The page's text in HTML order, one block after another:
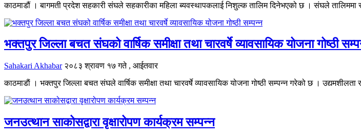
काठमाडौं । बागमती प्रदेश सहकारी संघले सहकारीका महिला ब्यवस्थापकलाई निशुल्क तालिम दिनेभएको छ । संघले तालिममा
भक्तपुर जिल्ला बचत संघको वार्षिक समीक्षा तथा चारवर्षे व्यावसायिक योजना गोष्ठी
Sahakari Akhabar २०८३ श्रावण १७ गते , आईतवार
काठमाडाैं । भक्तपुर जिल्ला बचत संघले वार्षिक समीक्षा तथा चारवर्षे व्यावसायिक योजना गोष्ठी सम्पन्न गरेको छ ।
जनउत्थान साकोसद्वारा वृक्षारोपण कार्यक्रम सम्पन्न